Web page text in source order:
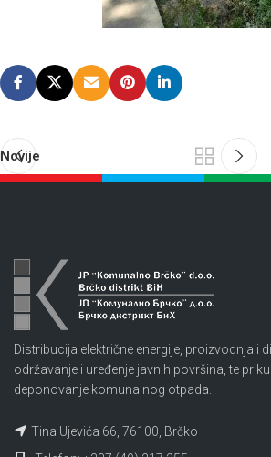
Novije
Distribucija električne energije, proizvodnja i
održavanje i uređenje javnih površina, te
deponovanje komunalnog otpada.
Tina Ujevića 66, 76100, Brčko